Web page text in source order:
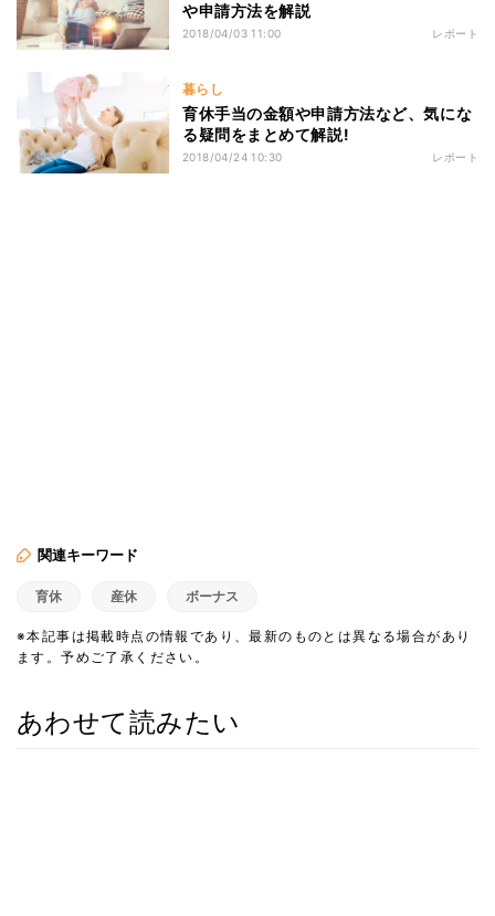
や申請方法を解説
2018/04/03 11:00 レポート
暮らし
育休手当の金額や申請方法など、気にな
る疑問をまとめて解説!
2018/04/24 10:30 レポート
関連キーワード
育休 産休 ボーナス
※本記事は掲載時点の情報であり、最新のものとは異なる場合があり
ます。予めご了承ください。
あわせて読みたい